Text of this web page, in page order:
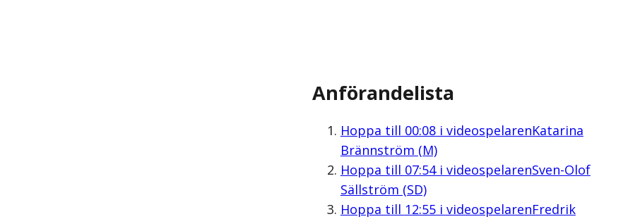
Anförandelista
Hoppa till 00:08i videospelarenKatarina
Brännström (M)
Hoppa till 07:54i videospelarenSven-Olof
Sällström (SD)
Hoppa till 12:55i videospelarenFredrik